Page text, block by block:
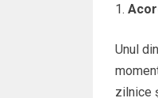
Unul
zilnice